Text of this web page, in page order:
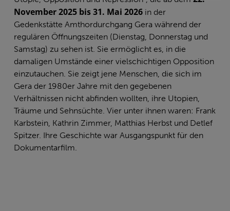
November 2025 bis 31. Mai 2026in der
Gedenkstätte Amthordurchgang Gera während der
regulären Öffnungszeiten (Dienstag, Donnerstag und
Samstag) zu sehen ist. Sie ermöglicht es, in die
damaligen Umstände einer vielschichtigen Opposition
einzutauchen. Sie zeigt jene Menschen, die sich im
Gera der 1980er Jahre mit den gegebenen
Verhältnissen nicht abfinden wollten, ihre Utopien,
Träume und Sehnsüchte. Vier unter ihnen waren: Frank
Karbstein, Kathrin Zimmer, Matthias Herbst und Detlef
Spitzer. Ihre Geschichte war Ausgangspunkt für den
Dokumentarfilm.